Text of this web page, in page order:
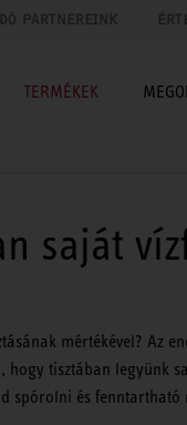
PARTNEREINK
TERMÉKEK
saját
mértékével? Az
tisztában legyünk
spórolni és